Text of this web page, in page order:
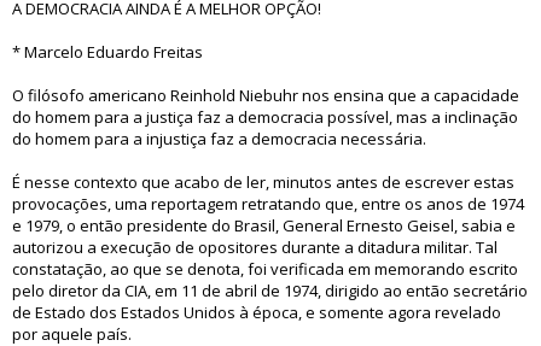
A DEMOCRACIA AINDA É A MELHOR OPÇÃO!
* Marcelo Eduardo Freitas
O filósofo americano Reinhold Niebuhr nos ensina que a capacidade
do homem para a justiça faz a democracia possível, mas a inclinação
do homem para a injustiça faz a democracia necessária.
É nesse contexto que acabo de ler, minutos antes de escrever estas
provocações, uma reportagem retratando que, entre os anos de 1974
e 1979, o então presidente do Brasil, General Ernesto Geisel, sabia e
autorizou a execução de opositores durante a ditadura militar. Tal
constatação, ao que se denota, foi verificada em memorando escrito
pelo diretor da CIA, em 11 de abril de 1974, dirigido ao então secretário
de Estado dos Estados Unidos à época, e somente agora revelado
por aquele país.